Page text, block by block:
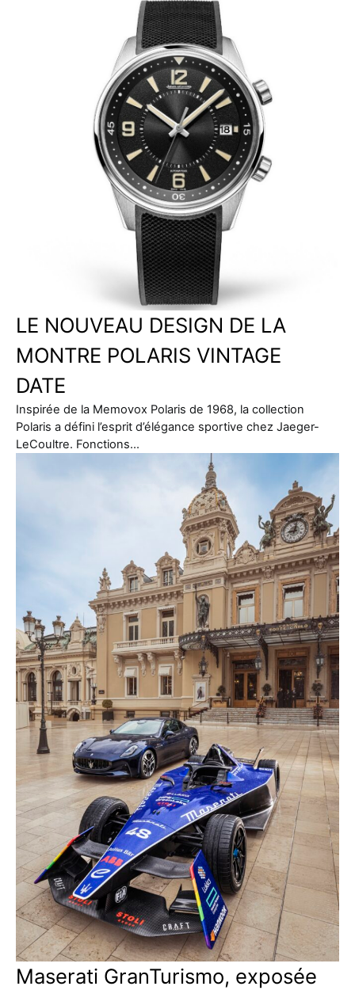
LE NOUVEAU DESIGN DE LA
MONTRE POLARIS VINTAGE
DATE
Inspirée de la Memovox Polaris de 1968, la collection
Polaris a défini l’esprit d’élégance sportive chez Jaeger-
LeCoultre. Fonctions…
Maserati GranTurismo, exposée